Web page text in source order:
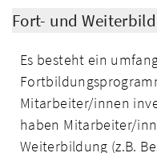
Fort- und
Es besteht ein
Mitarbeiter/innen
haben Mitarbeiter/
Weiterbildung (z.B.